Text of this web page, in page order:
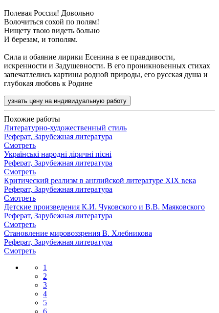
Полевая Россия! Довольно
Волочиться сохой по полям!
Нищету твою видеть больно
И березам, и тополям.
Сила и обаяние лирики Есенина в ее правдивости,
искренности и Задушевности. В его проникновенных стихах
запечатлелись картины родной природы, его русская душа и
глубокая любовь к Родине
узнать цену на индивидуальную работу
Похожие работы
Литературно-художественный стиль
Реферат, Зарубежная литература
Смотреть
Українські народні ліричні пісні
Реферат, Зарубежная литература
Смотреть
Критический реализм в английской литературе XIX века
Реферат, Зарубежная литература
Смотреть
Детские произведения К.И. Чуковского и В.В. Маяковского
Реферат, Зарубежная литература
Смотреть
Становление мировоззрения В. Хлебникова
Реферат, Зарубежная литература
Смотреть
1
2
3
4
5
6